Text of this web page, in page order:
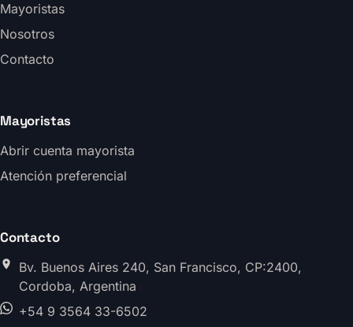
Mayoristas
Nosotros
Contacto
Mayoristas
Abrir cuenta mayorista
Atención preferencial
Contacto
Bv. Buenos Aires 240, San Francisco, CP:2400,
Cordoba, Argentina
+54 9 3564 33-6502